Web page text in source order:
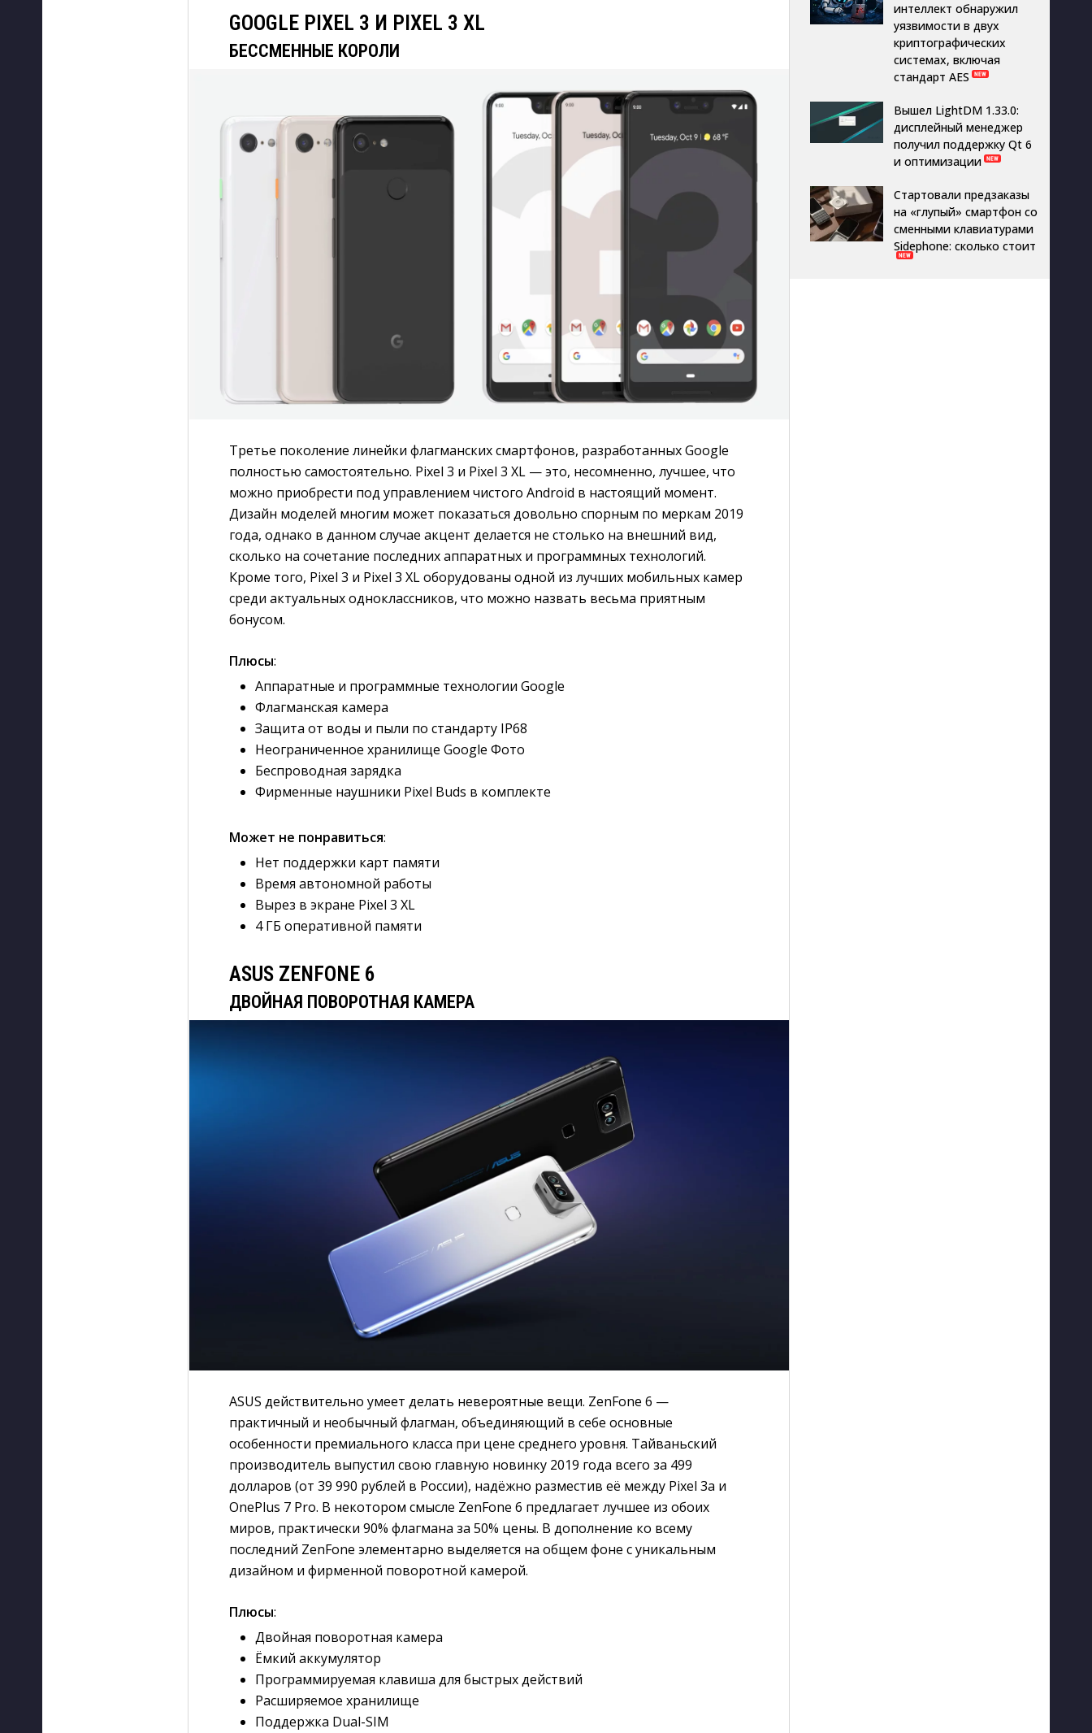
GOOGLE PIXEL 3 И PIXEL 3 XL
БЕССМЕННЫЕ КОРОЛИ
Третье поколение линейки флагманских смартфонов, разработанных Google
полностью самостоятельно. Pixel 3 и Pixel 3 XL — это, несомненно, лучшее, что
можно приобрести под управлением чистого Android в настоящий момент.
Дизайн моделей многим может показаться довольно спорным по меркам 2019
года, однако в данном случае акцент делается не столько на внешний вид,
сколько на сочетание последних аппаратных и программных технологий.
Кроме того, Pixel 3 и Pixel 3 XL оборудованы одной из лучших мобильных камер
среди актуальных одноклассников, что можно назвать весьма приятным
бонусом.
Плюсы:
Аппаратные и программные технологии Google
Флагманская камера
Защита от воды и пыли по стандарту IP68
Неограниченное хранилище Google Фото
Беспроводная зарядка
Фирменные наушники Pixel Buds в комплекте
Может не понравиться:
Нет поддержки карт памяти
Время автономной работы
Вырез в экране Pixel 3 XL
4 ГБ оперативной памяти
ASUS ZENFONE 6
ДВОЙНАЯ ПОВОРОТНАЯ КАМЕРА
ASUS действительно умеет делать невероятные вещи. ZenFone 6 —
практичный и необычный флагман, объединяющий в себе основные
особенности премиального класса при цене среднего уровня. Тайваньский
производитель выпустил свою главную новинку 2019 года всего за 499
долларов (от 39 990 рублей в России), надёжно разместив её между Pixel 3a и
OnePlus 7 Pro. В некотором смысле ZenFone 6 предлагает лучшее из обоих
миров, практически 90% флагмана за 50% цены. В дополнение ко всему
последний ZenFone элементарно выделяется на общем фоне с уникальным
дизайном и фирменной поворотной камерой.
Плюсы:
Двойная поворотная камера
Ёмкий аккумулятор
Программируемая клавиша для быстрых действий
Расширяемое хранилище
Поддержка Dual-SIM
интеллект обнаружил
уязвимости в двух
криптографических
системах, включая
стандарт AES
Вышел LightDM 1.33.0:
дисплейный менеджер
получил поддержку Qt 6
и оптимизации
Стартовали предзаказы
на «глупый» смартфон со
сменными клавиатурами
Sidephone: сколько стоит